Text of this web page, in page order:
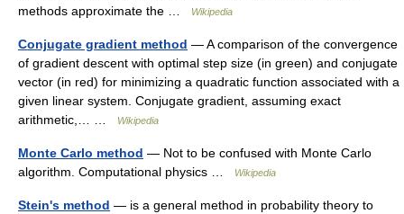
methods approximate the …
Wikipedia
Conjugate gradient method — A comparison of the convergence
of gradient descent with optimal step size (in green) and conjugate
vector (in red) for minimizing a quadratic function associated with a
given linear system. Conjugate gradient, assuming exact
arithmetic,… …
Wikipedia
Monte Carlo method — Not to be confused with Monte Carlo
algorithm. Computational physics …
Wikipedia
Stein's method — is a general method in probability theory to